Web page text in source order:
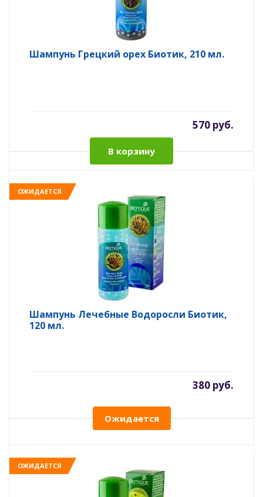
Шампунь Грецкий орех Биотик, 210 мл.
570 руб.
В корзину
ОЖИДАЕТСЯ
Шампунь Лечебные Водоросли Биотик,
120 мл.
380 руб.
Ожидается
ОЖИДАЕТСЯ